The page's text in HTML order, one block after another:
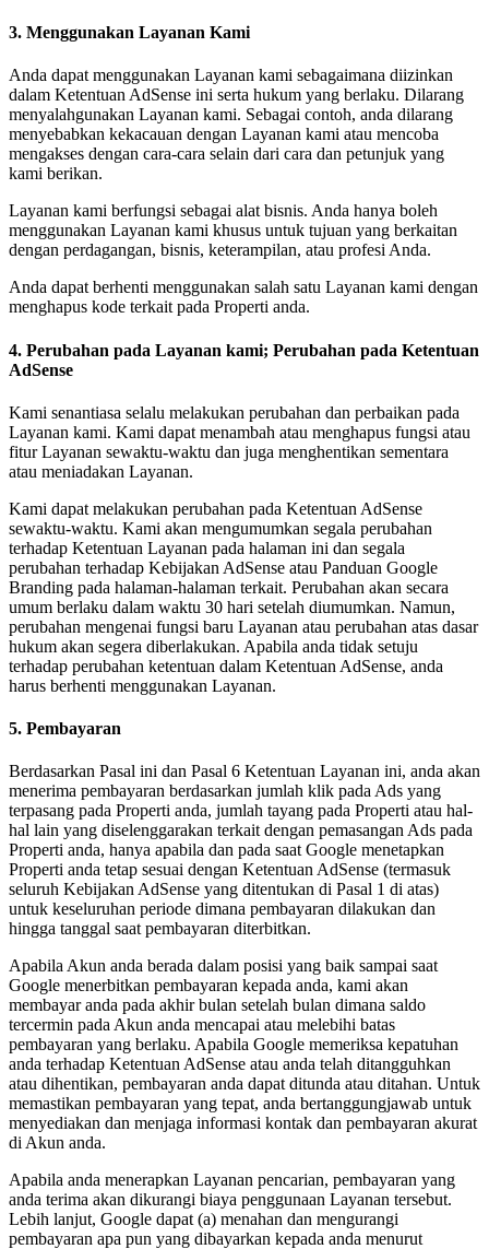
3. Menggunakan Layanan Kami
Anda dapat menggunakan Layanan kami sebagaimana diizinkan
dalam Ketentuan AdSense ini serta hukum yang berlaku. Dilarang
menyalahgunakan Layanan kami. Sebagai contoh, anda dilarang
menyebabkan kekacauan dengan Layanan kami atau mencoba
mengakses dengan cara-cara selain dari cara dan petunjuk yang
kami berikan.
Layanan kami berfungsi sebagai alat bisnis. Anda hanya boleh
menggunakan Layanan kami khusus untuk tujuan yang berkaitan
dengan perdagangan, bisnis, keterampilan, atau profesi Anda.
Anda dapat berhenti menggunakan salah satu Layanan kami dengan
menghapus kode terkait pada Properti anda.
4. Perubahan pada Layanan kami; Perubahan pada Ketentuan
AdSense
Kami senantiasa selalu melakukan perubahan dan perbaikan pada
Layanan kami. Kami dapat menambah atau menghapus fungsi atau
fitur Layanan sewaktu-waktu dan juga menghentikan sementara
atau meniadakan Layanan.
Kami dapat melakukan perubahan pada Ketentuan AdSense
sewaktu-waktu. Kami akan mengumumkan segala perubahan
terhadap Ketentuan Layanan pada halaman ini dan segala
perubahan terhadap Kebijakan AdSense atau Panduan Google
Branding pada halaman-halaman terkait. Perubahan akan secara
umum berlaku dalam waktu 30 hari setelah diumumkan. Namun,
perubahan mengenai fungsi baru Layanan atau perubahan atas dasar
hukum akan segera diberlakukan. Apabila anda tidak setuju
terhadap perubahan ketentuan dalam Ketentuan AdSense, anda
harus berhenti menggunakan Layanan.
5. Pembayaran
Berdasarkan Pasal ini dan Pasal 6 Ketentuan Layanan ini, anda akan
menerima pembayaran berdasarkan jumlah klik pada Ads yang
terpasang pada Properti anda, jumlah tayang pada Properti atau hal-
hal lain yang diselenggarakan terkait dengan pemasangan Ads pada
Properti anda, hanya apabila dan pada saat Google menetapkan
Properti anda tetap sesuai dengan Ketentuan AdSense (termasuk
seluruh Kebijakan AdSense yang ditentukan di Pasal 1 di atas)
untuk keseluruhan periode dimana pembayaran dilakukan dan
hingga tanggal saat pembayaran diterbitkan.
Apabila Akun anda berada dalam posisi yang baik sampai saat
Google menerbitkan pembayaran kepada anda, kami akan
membayar anda pada akhir bulan setelah bulan dimana saldo
tercermin pada Akun anda mencapai atau melebihi batas
pembayaran yang berlaku. Apabila Google memeriksa kepatuhan
anda terhadap Ketentuan AdSense atau anda telah ditangguhkan
atau dihentikan, pembayaran anda dapat ditunda atau ditahan. Untuk
memastikan pembayaran yang tepat, anda bertanggungjawab untuk
menyediakan dan menjaga informasi kontak dan pembayaran akurat
di Akun anda.
Apabila anda menerapkan Layanan pencarian, pembayaran yang
anda terima akan dikurangi biaya penggunaan Layanan tersebut.
Lebih lanjut, Google dapat (a) menahan dan mengurangi
pembayaran apa pun yang dibayarkan kepada anda menurut